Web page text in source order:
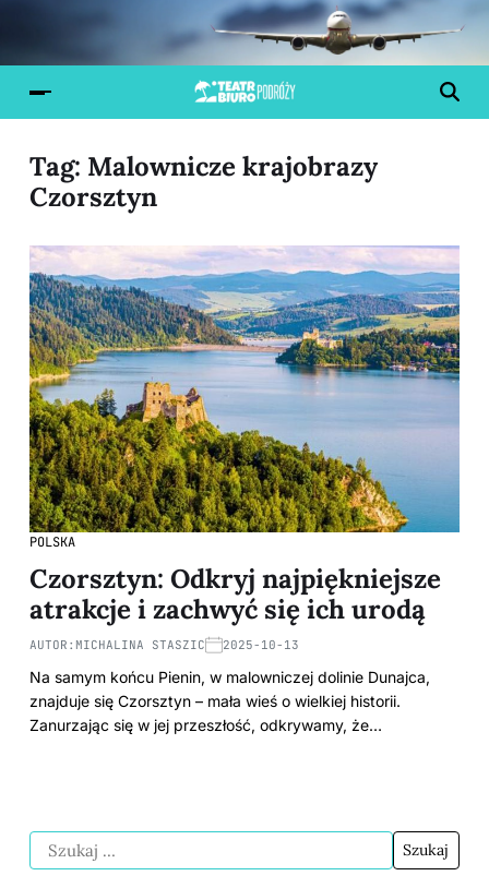
Tag: Malownicze krajobrazy
Czorsztyn
POLSKA
Czorsztyn: Odkryj najpiękniejsze
atrakcje i zachwyć się ich urodą
AUTOR: MICHALINA STASZIC 2025-10-13
Na samym końcu Pienin, w malowniczej dolinie Dunajca,
znajduje się Czorsztyn – mała wieś o wielkiej historii.
Zanurzając się w jej przeszłość, odkrywamy, że…